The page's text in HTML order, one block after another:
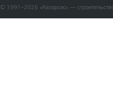
© 1991–2026 «Катарсиc» —